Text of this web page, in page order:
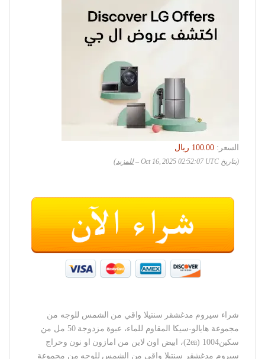
السعر:
‏100.00 ريال
(بتاريخ Oct 16, 2025 02:52:07 UTC – للمزيد)
شراء سيروم مدغشقر سنتيلا واقي من الشمس للوجه من
مجموعة هايالو-سيكا المقاوم للماء، عبوة مزدوجة 50 مل من
سكين1004 (2ea)، ابيض اون لاين من امازون او نون وحراج
سيروم مدغشقر سنتيلا واقي من الشمس للوجه من مجموعة